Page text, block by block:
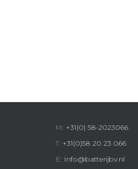
M: +31(0) 58-2023066
T: +31(0)58 20 23 066
E: Info@batterijbv.nl